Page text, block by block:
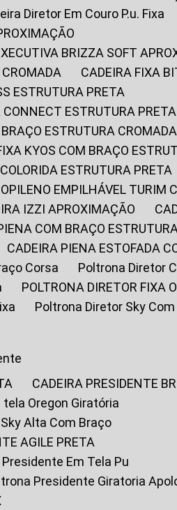
Diretor Em Couro P.u. Fixa
BRIZZA SOFT
CROMADA
CADEIRA FIXA
ESTRUTURA PRETA
CONNECT ESTRUTURA PRETA
BRAÇO ESTRUTURA CROMADA
KYOS COM BRAÇO
ESTRUTURA PRETA
EMPILHÁVEL TURIM
IZZI APROXIMAÇÃO
PIENA COM BRAÇO
CADEIRA PIENA ESTOFADA
Corsa
Poltrona Diretor
POLTRONA DIRETOR FIXA
Poltrona Diretor Sky
CADEIRA PRESIDENTE
tela Oregon Giratória
Alta Com Braço
AGILE PRETA
Presidente Em Tela Pu
Presidente Giratoria